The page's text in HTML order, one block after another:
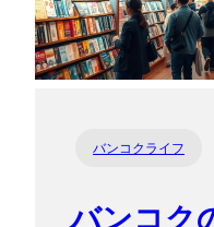
バンコクライフ
バンコク